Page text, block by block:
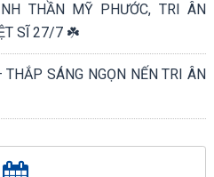
THẦN MỸ PHƯỚC, TRI ÂN
SĨ 27/7 ☘️
THẮP SÁNG NGỌN NẾN TRI ÂN